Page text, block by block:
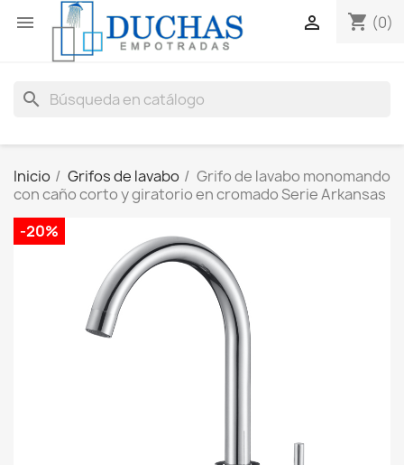
 shopping_cart (0)

search
Inicio Grifos de lavabo
Grifo de lavabo monomando
con caño corto y giratorio en cromado Serie Arkansas
-20%